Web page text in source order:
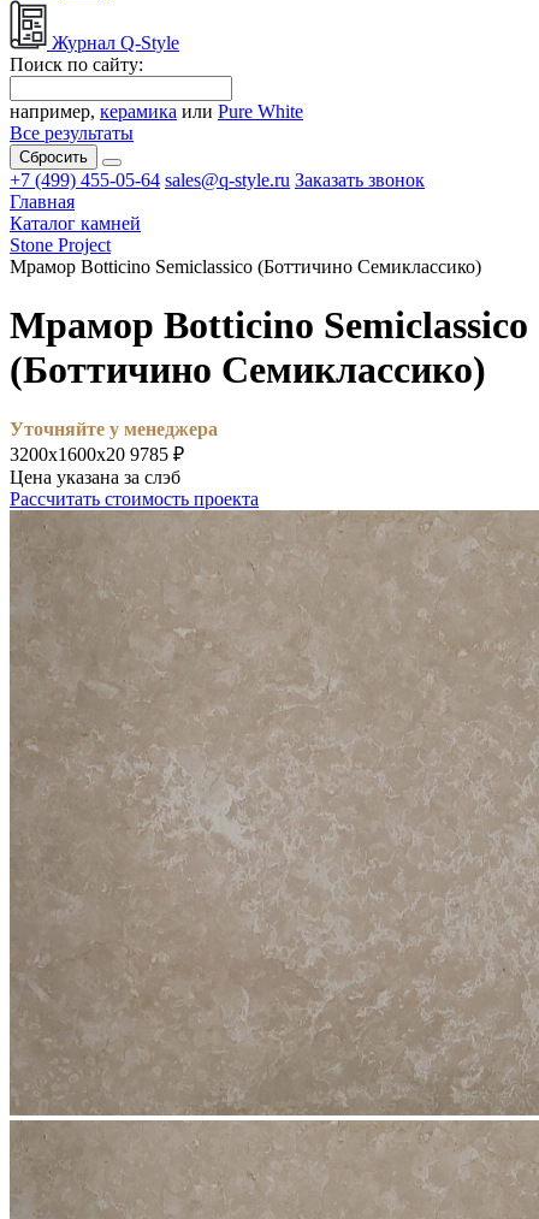
Журнал Q-Style
Поиск по сайту:
например, керамика или Pure White
Все результаты
Сбросить
+7 (499) 455-05-64 sales@q-style.ru Заказать звонок
Главная
Каталог камней
Stone Project
Мрамор Botticino Semiclassico (Боттичино Семиклассико)
Мрамор Botticino Semiclassico
(Боттичино Семиклассико)
Уточняйте у менеджера
3200х1600х20 9785 ₽
Цена указана за слэб
Рассчитать стоимость проекта